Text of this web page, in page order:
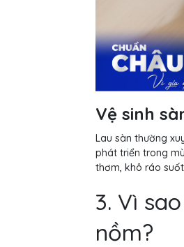
Vệ sinh
Lau sàn thường
phát triển trong
thơm, khô ráo
3. Vì
nồm?